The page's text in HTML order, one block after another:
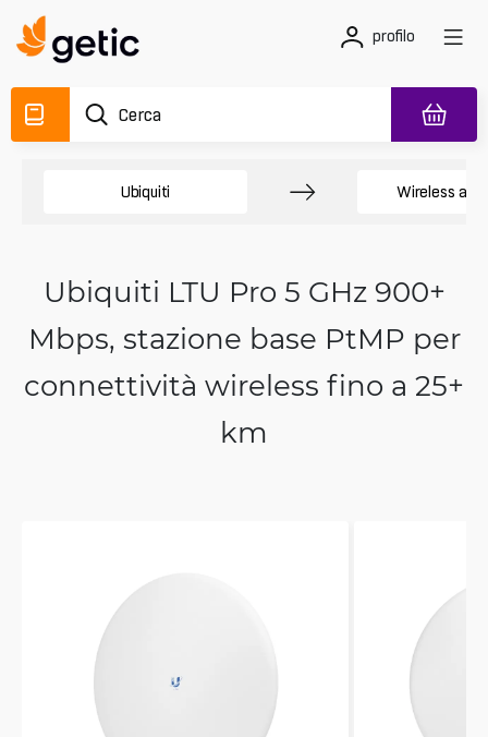
profilo
Ubiquiti Wireless
Ubiquiti LTU Pro 5 GHz 900+
Mbps, stazione base PtMP per
connettività wireless fino a 25+
km